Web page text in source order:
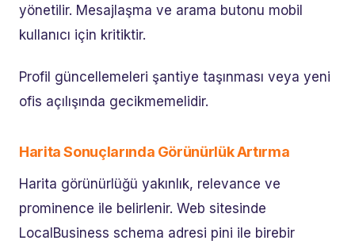
yönetilir. Mesajlaşma ve arama butonu mobil
kullanıcı için kritiktir.
Profil güncellemeleri şantiye taşınması veya yeni
ofis açılışında gecikmemelidir.
Harita Sonuçlarında Görünürlük Artırma
Harita görünürlüğü yakınlık, relevance ve
prominence ile belirlenir. Web sitesinde
LocalBusiness schema adresi pini ile birebir